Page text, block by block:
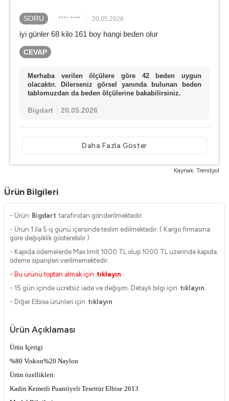
SORU **** **** 20.05.2026
iyi günler 68 kilo 161 boy hangi beden olur
CEVAP
Merhaba verilen ölçülere göre 42 beden uygun
olacaktır. Dilerseniz görsel yanında bulunan beden
tablomuzdan da beden ölçülerine bakabilirsiniz.
Bigdart 20.05.2026
Daha Fazla Göster
Kaynak: Trendyol
Ürün Bilgileri
- Ürün Bigdart tarafından gönderilmektedir.
- Ürün 1 ila 5 iş günü içersinde teslim edilmektedir. ( Kargo firmasına
göre değişiklik gösterebilir )
- Kapıda ödemelerde Max limit 1000 TL olup 1000 TL üzerinde kapıda
ödeme siparişleri verilmemektedir.
- Bu ürünü toptan almak için tıklayın
- 15 gün içinde ücretsiz iade ve değişim. Detaylı bilgi için tıklayın.
- Diğer Elbise ürünleri için tıklayın
Ürün Açıklaması
Ürün Içerigi
%80 Viskon%20 Naylon
Ürün özellikleri:
Kadin Kemerli Puantiyeli Tesettür Elbise 2613